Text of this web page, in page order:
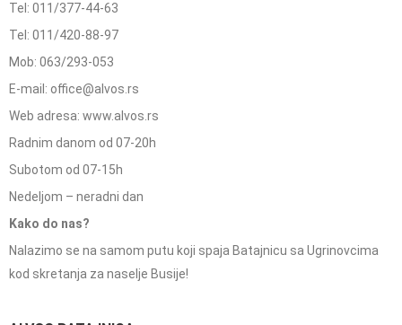
Tel: 011/377-44-63
Tel: 011/420-88-97
Mob: 063/293-053
E-mail: office@alvos.rs
Web adresa: www.alvos.rs
Radnim danom od 07-20h
Subotom od 07-15h
Nedeljom – neradni dan
Kako do nas?
Nalazimo se na samom putu koji spaja Batajnicu sa Ugrinovcima
kod skretanja za naselje Busije!